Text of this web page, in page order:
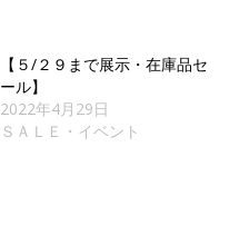
【５/２９まで展示・在庫品セ
ール】
2022年4月29日
ＳＡＬＥ・イベント